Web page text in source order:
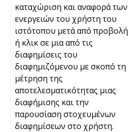
καταχώριση και αναφορά των
ενεργειών του χρήστη του
ιστότοπου μετά από προβολή
ή κλικ σε μια από τις
διαφημίσεις του
διαφημιζόμενου με σκοπό τη
μέτρηση της
αποτελεσματικότητας μιας
διαφήμισης και την
παρουσίαση στοχευμένων
διαφημίσεων στο χρήστη.